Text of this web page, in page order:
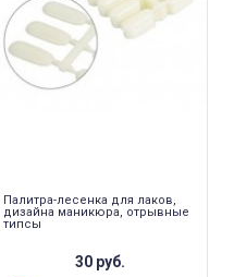
Палитра-лесенка для лаков,
дизайна маникюра, отрывные
типсы
30 руб.